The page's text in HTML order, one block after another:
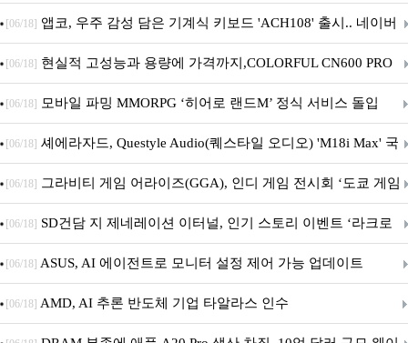
니터·스마트 펫 침대 기부
[06/18] 앱코, 우주 감성 담은 기계식 키보드 'ACH108' 출시.. 네이버
브랜드데이 기획전 진행
[06/18] 현실적 고성능과 용량에 가격까지,COLORFUL CN600 PRO
M.2 NVMe 디앤디컴 1TB
[06/18] 모바일 파밍 MMORPG ‘히어로 랜드M’ 정식 서비스 돌입
[06/18] 셰에라자드, Questyle Audio(퀘스타일 오디오) 'M18i Max' 국
내 정식 출시
[06/18] 그라비티 게임 어라이즈(GGA), 인디 게임 전시회 ‘도쿄 게임
던전 13’ 참가!
[06/18] SD건담 지 제네레이션 이터널, 인기 스토리 이벤트 ‘라크로
아의 용사’ 재개최 및 풍성한 기념 이벤트 실시!
[06/18] ASUS, AI 에이전트로 모니터 설정 제어 가능 업데이트
[06/18] AMD, AI 추론 반도체 기업 타알라스 인수